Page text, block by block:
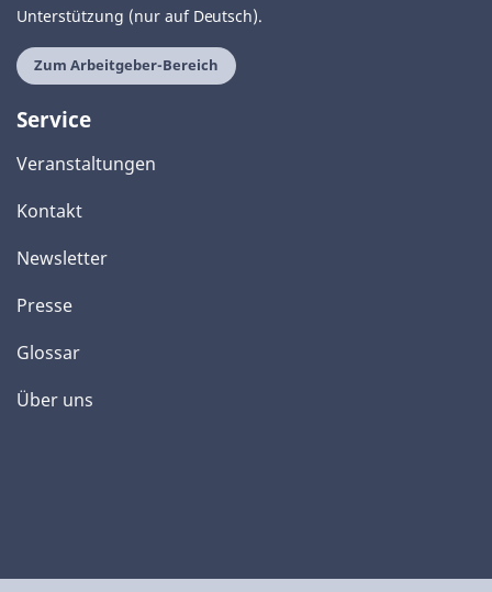
Unterstützung (nur auf Deutsch).
Zum Arbeitgeber-Bereich
Service
Veranstaltungen
Kontakt
Newsletter
Presse
Glossar
Über uns